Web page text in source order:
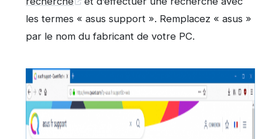
les termes « asus support ». Remplacez « asus »
par le nom du fabricant de votre PC.